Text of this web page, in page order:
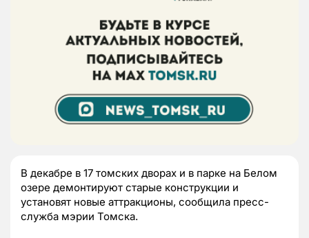
В декабре в 17 томских дворах и в парке на Белом
озере демонтируют старые конструкции и
установят новые аттракционы, сообщила пресс-
служба мэрии Томска.